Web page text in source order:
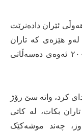
ئێران دادەنرێت
هێزەی کە تاران
پەراوێز دەخەن، بەتایبەت کە لە دوای ٢٠٠٣ ئەوەی دەسەڵاتی
بەغدای کرد، واتە سێ رۆژ
بکات، لە کاتی
چەند موشەکێک